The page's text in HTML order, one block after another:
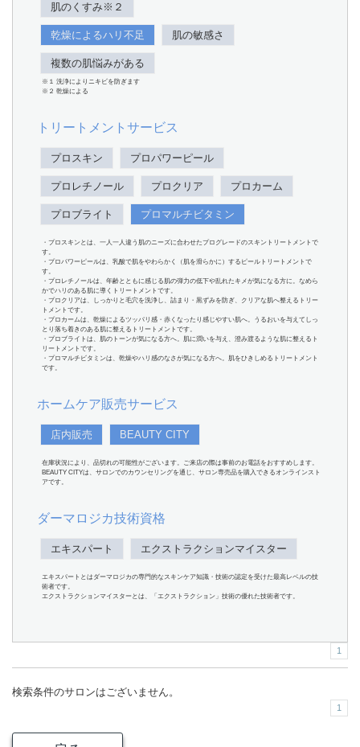
肌のくすみ※２
乾燥によるハリ不足 肌の敏感さ
複数の肌悩みがある
※１ 洗浄によりニキビを防ぎます
※２ 乾燥による
トリートメントサービス
プロスキン プロパワーピール
プロレチノール プロクリア プロカーム
プロブライト プロマルチビタミン
・プロスキンとは、一人一人違う肌のニーズに合わせたプログレードのスキントリートメントで
す。
・プロパワーピールは、乳酸で肌をやわらかく（肌を滑らかに）するピールトリートメントで
す。
・プロレチノールは、年齢とともに感じる肌の弾力の低下や乱れたキメが気になる方に。なめら
かでハリのある肌に導くトリートメントです。
・プロクリアは、しっかりと毛穴を洗浄し、詰まり・黒ずみを防ぎ、クリアな肌へ整えるトリー
トメントです。
・プロカームは、乾燥によるツッパリ感・赤くなったり感じやすい肌へ。うるおいを与えてしっ
とり落ち着きのある肌に整えるトリートメントです。
・プロブライトは、肌のトーンが気になる方へ。肌に潤いを与え、澄み渡るような肌に整えるト
リートメントです。
・プロマルチビタミンは、乾燥やハリ感のなさが気になる方へ。肌をひきしめるトリートメント
です。
ホームケア販売サービス
店内販売 BEAUTY CITY
在庫状況により、品切れの可能性がございます。ご来店の際は事前のお電話をおすすめします。
BEAUTY CITYは、サロンでのカウンセリングを通じ、サロン専売品を購入できるオンラインスト
アです。
ダーマロジカ技術資格
エキスパート エクストラクションマイスター
エキスパートとはダーマロジカの専門的なスキンケア知識・技術の認定を受けた最高レベルの技
術者です。
エクストラクションマイスターとは、「エクストラクション」技術の優れた技術者です。
1
検索条件のサロンはございません。
1